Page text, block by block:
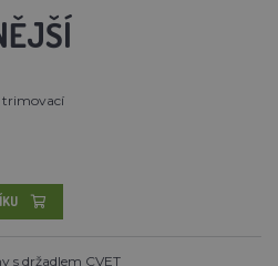
trimovací
s držadlem CVET